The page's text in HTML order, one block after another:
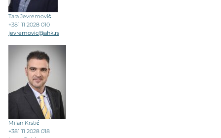
Tara Jevremović
+381 11 2028 010
jevremovic@ahk.rs
Milan Krstić
+381 11 2028 018